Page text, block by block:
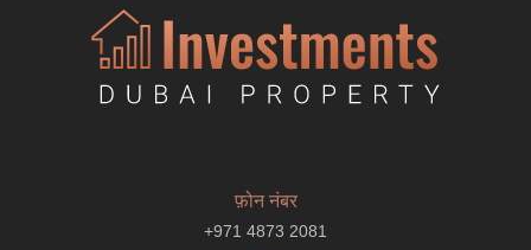
फ़ोन नंबर
+971 4873 2081